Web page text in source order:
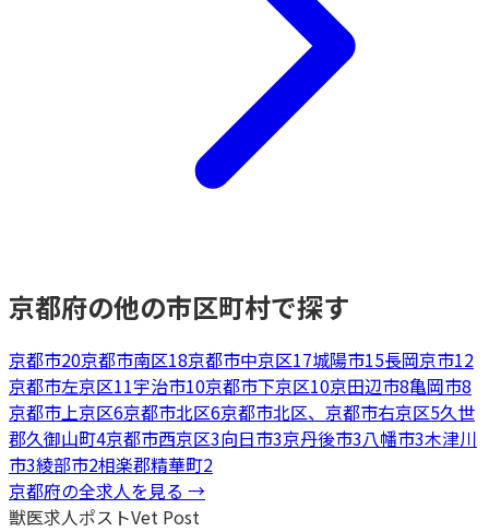
京都府の他の市区町村で探す
京都市20京都市南区18京都市中京区17城陽市15長岡京市12
京都市左京区11宇治市10京都市下京区10京田辺市8亀岡市8
京都市上京区6京都市北区6京都市北区、京都市右京区5久世
郡久御山町4京都市西京区3向日市3京丹後市3八幡市3木津川
市3綾部市2相楽郡精華町2
京都府の全求人を見る →
獣医求人ポストVet Post